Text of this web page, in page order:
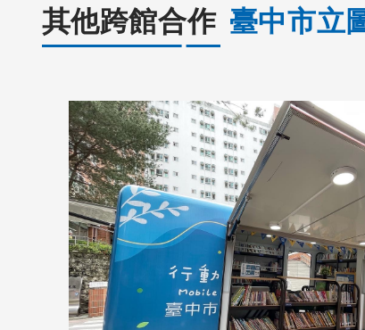
其他跨館合作 臺中市立